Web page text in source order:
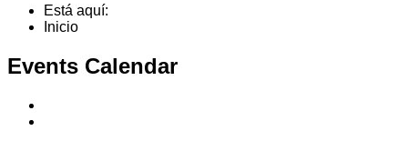
Está aquí:
Inicio
Events Calendar